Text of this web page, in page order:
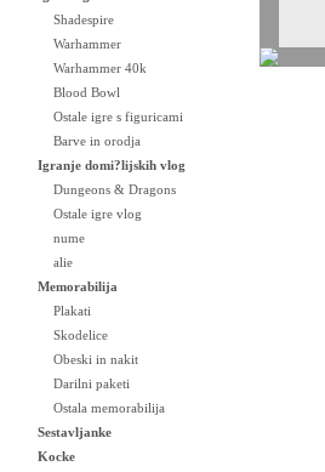
Shadespire
Warhammer
Warhammer 40k
Blood Bowl
Ostale igre s figuricami
Barve in orodja
Igranje domi?lijskih vlog
Dungeons & Dragons
Ostale igre vlog
nume
alie
Memorabilija
Plakati
Skodelice
Obeski in nakit
Darilni paketi
Ostala memorabilija
Sestavljanke
Kocke